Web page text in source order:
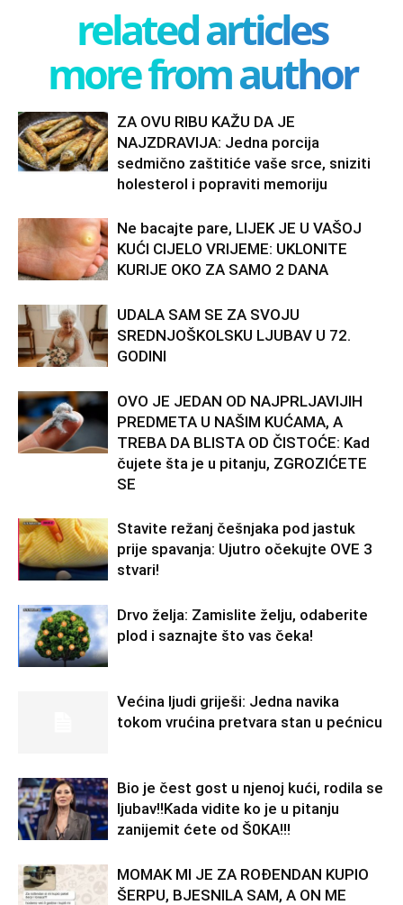
related articles
more from author
ZA OVU RIBU KAŽU DA JE
NAJZDRAVIJA: Jedna porcija
sedmično zaštitiće vaše srce, sniziti
holesterol i popraviti memoriju
Ne bacajte pare, LIJEK JE U VAŠOJ
KUĆI CIJELO VRIJEME: UKLONITE
KURIJE OKO ZA SAMO 2 DANA
UDALA SAM SE ZA SVOJU
SREDNJOŠKOLSKU LJUBAV U 72.
GODINI
OVO JE JEDAN OD NAJPRLJAVIJIH
PREDMETA U NAŠIM KUĆAMA, A
TREBA DA BLISTA OD ČISTOĆE: Kad
čujete šta je u pitanju, ZGROZIĆETE
SE
Stavite režanj češnjaka pod jastuk
prije spavanja: Ujutro očekujte OVE 3
stvari!
Drvo želja: Zamislite želju, odaberite
plod i saznajte što vas čeka!
Većina ljudi griješi: Jedna navika
tokom vrućina pretvara stan u pećnicu
Bio je čest gost u njenoj kući, rodila se
ljubav!!Kada vidite ko je u pitanju
zanijemit ćete od Š0KA!!!
MOMAK MI JE ZA ROĐENDAN KUPIO
ŠERPU, BJESNILA SAM, A ON ME